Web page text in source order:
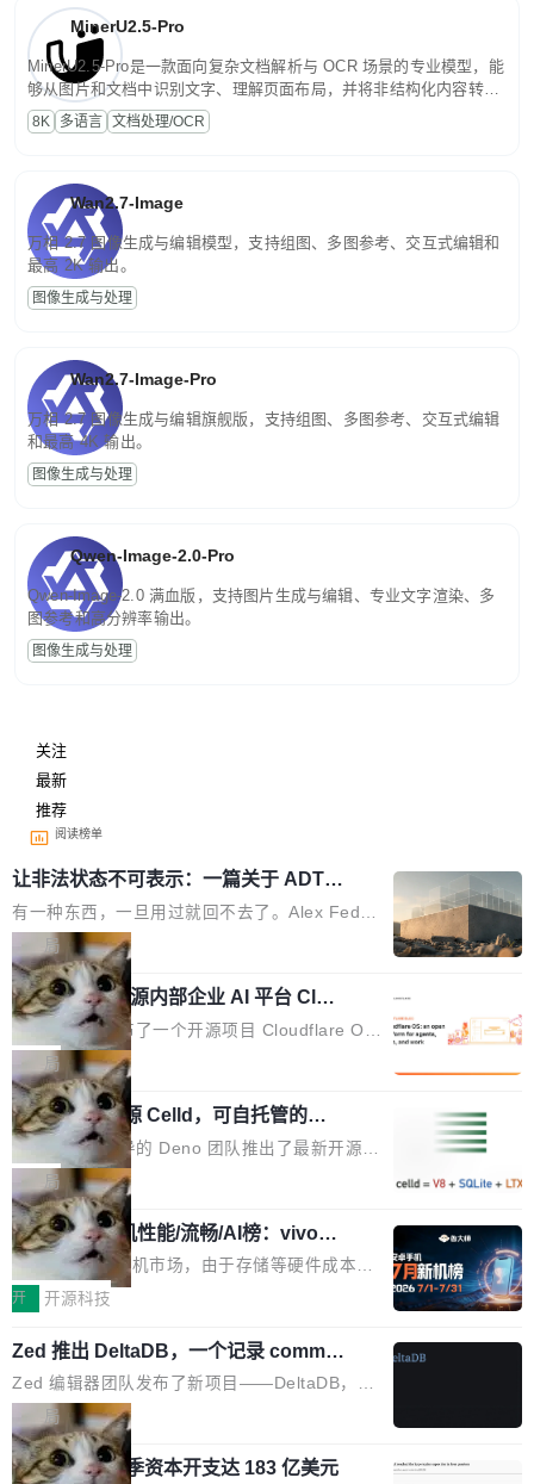
MinerU2.5-Pro
MinerU2.5-Pro是一款面向复杂文档解析与 OCR 场景的专业模型，能
够从图片和文档中识别文字、理解页面布局，并将非结构化内容转换
为便于存储、检索和二次处理的结构化结果。
8K 多语言 文档处理/OCR
Wan2.7-Image
万相 2.7 图像生成与编辑模型，支持组图、多图参考、交互式编辑和
最高 2K 输出。
图像生成与处理
Wan2.7-Image-Pro
万相 2.7 图像生成与编辑旗舰版，支持组图、多图参考、交互式编辑
和最高 4K 输出。
图像生成与处理
Qwen-Image-2.0-Pro
Qwen-Image-2.0 满血版，支持图片生成与编辑、专业文字渲染、多
图参考和高分辨率输出。
图像生成与处理
关注
最新
推荐
阅读榜单
让非法状态不可表示：一篇关于 ADT
的帖子在 Reddit 火了
有一种东西，一旦用过就回不去了。Alex Fedos
eev 管它叫"软件设计的基石"。 他说的东西不新
鲜——代数数据类型（ADT），尤其是和类型
（sum type）。但他说清楚了一件事：这不是类
型系统的学术体操，是日常编码的思维方式。 文
章从一个简单的例子切入。一个网站的深色主题
设置，如果用布尔值 + 可空字段来表示——bool
ean 表示是否可切换，nullable 的默认模式、浅
色方案、深色方案——会产生大量无意义的组
合。方案缺了、配置冲突了、全 null 了。要知道
哪些组合有效，作者说，你得靠"文档、校验、或
者部落知识"。 换个写法。Rust 的 enum，两个
变体：Switchable...
局
Cloudflare 开源内部企业 AI 平台 Clou
dflare OS
Cloudflare 发布了一个开源项目 Cloudflare O
S。如果你只看官方博客，你会觉得这是又一
个"AI 知识库 + 聊天机器人"——每个大厂都在
做，没什么新鲜的。 但 Kenton Varda 在 Twitte
r 上把事情说清楚了： 今天我们发布了 Cloudfla
re OS，一个带连接器的聊天机器人，跟其他所
有科技公司做的一样。只不过，实际上它不一
样。这是 Sandstorm.io 的重制版，我十年前的
那个创业公司。不同的是，这次它构建在 Cloudf
lare Workers 上——我花了九年时间搭建的平台
——并且深度集成了 AI。这基本上是我十年秘密
计划的顶峰。 十年前，Ken...
局
Deno 团队开源 Celld，可自托管的分
布式 Durable Objects
Ryan Dahl 领导的 Deno 团队推出了最新开源项
目 Celld，一个能在自己机器上运行 Cloudflare
Workers 和 Durable Objects 的守护进程。 设
计思路很直接：每个对象是一个独立的 SQLite
数据库，按名称寻址，复制到你自己的 S3 兼容
存储库里。节点之间只通过这个存储库协调——
个小型数据库，应用天然按分片构建，单个数据
库的竞争和爆炸半径问题在设计层面就被消除
了。 闲置的 cell 会休眠到几乎不占资源。当 cel
l 迁移或唤醒时，新宿主从 S3 恢复 SQLite 数据
库继续执行。存储库是持久化的唯一真相...
局
鲁大师7月新机性能/流畅/AI榜：vivo夺
性能、流畅双第一，三星Galaxy Z系列
新折叠缺席
2026年7月的手机市场，由于存储等硬件成本暴
增，手机厂商的日子也不好过啊，新机速度明显
高价的三星折叠（三星Galaxy Z Fold8 Ultra / Z
Fold8 / Z Flip8）外，其余要么是中低端机器，
例如iQOO Z11i、REDMI Note 17、REDMI No
te 17 Pro、OPPO K15，要么是vivo X300 E这
样的次旗舰。 Galaxy Z Fold8 Ultra / Z Fold8 /
开 开源科技
Zed 推出 DeltaDB，一个记录 commit
之间所有操作的版本控制系统
Zed 编辑器团队发布了新项目——DeltaDB，一
个在 git commit 之间记录每一次编辑操作的版
本控制系统。目前处于 Early Access 阶段。 De
ltaDB 的核心思路直接写在 landing page 最显
局
SpaceXAI 单季资本开支达 183 亿美元